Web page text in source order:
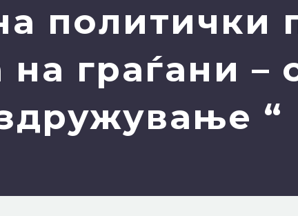
политички
граѓани –
“